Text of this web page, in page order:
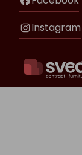
Instagram